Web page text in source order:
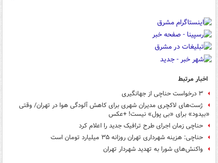
اخبار مرتبط
۳ درخواست حناچی از جهانگیری
ژست‌های لاکچری مدیران شهری برای کاهش آلودگی هوا در تهران/ وقتی
«بیدود» برای «بی پول» نیست! +عکس
حناچی زمان اجرای طرح ترافیک جدید را اعلام کرد
حناچی: هزینه شهرداری تهران روزانه ۳۵ میلیارد تومان است
واکنش‌های شورا به تهدید شهردار تهران